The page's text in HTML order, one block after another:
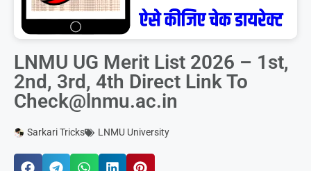
LNMU UG Merit List 2026 – 1st,
2nd, 3rd, 4th Direct Link To
Check@lnmu.ac.in
Sarkari Tricks LNMU University